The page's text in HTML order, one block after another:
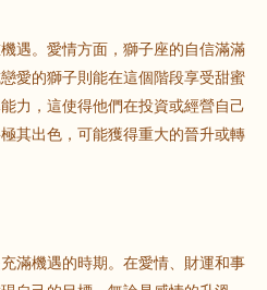
遇。愛情方面，獅子座的自信滿滿
愛的獅子則能在這個階段享受甜蜜
力，這使得他們在投資或經營自己
其出色，可能獲得重大的晉升或轉
滿機遇的時期。在愛情、財運和事